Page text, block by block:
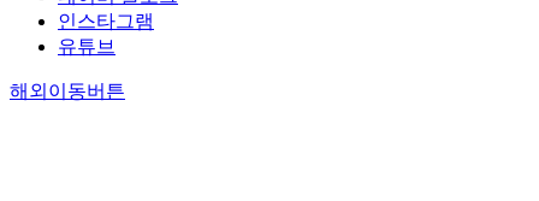
인스타그램
유튜브
해외이동버튼